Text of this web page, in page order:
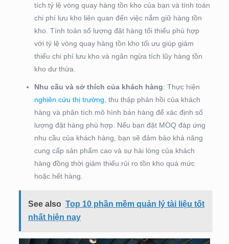
tích tỷ lệ vòng quay hàng tồn kho của bạn và tính toán
chi phí lưu kho liên quan đến việc nắm giữ hàng tồn
kho. Tính toán số lượng đặt hàng tối thiểu phù hợp
với tỷ lệ vòng quay hàng tồn kho tối ưu giúp giảm
thiểu chi phí lưu kho và ngăn ngừa tích lũy hàng tồn
kho dư thừa.
Nhu cầu và sở thích của khách hàng: Thực hiện
nghiên cứu thị trường , thu thập phản hồi của khách
hàng và phân tích mô hình bán hàng để xác định số
lượng đặt hàng phù hợp. Nếu bạn đặt MOQ đáp ứng
nhu cầu của khách hàng, bạn sẽ đảm bảo khả năng
cung cấp sản phẩm cao và sự hài lòng của khách
hàng đồng thời giảm thiểu rủi ro tồn kho quá mức
hoặc hết hàng.
See also Top 10 phần mềm quản lý tài liệu tốt
nhất hiện nay